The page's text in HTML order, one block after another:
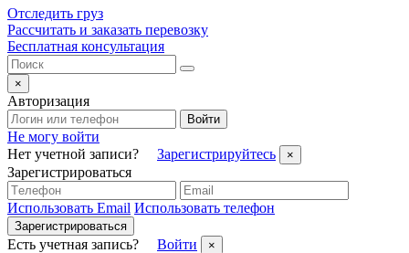
Отследить груз
Рассчитать и заказать перевозку
Бесплатная консультация
×
Авторизация
Войти
Не могу войти
Нет учетной записи?
Зарегистрируйтесь ×
Зарегистрироваться
Использовать Email Использовать телефон
Зарегистрироваться
Есть учетная запись? Войти ×